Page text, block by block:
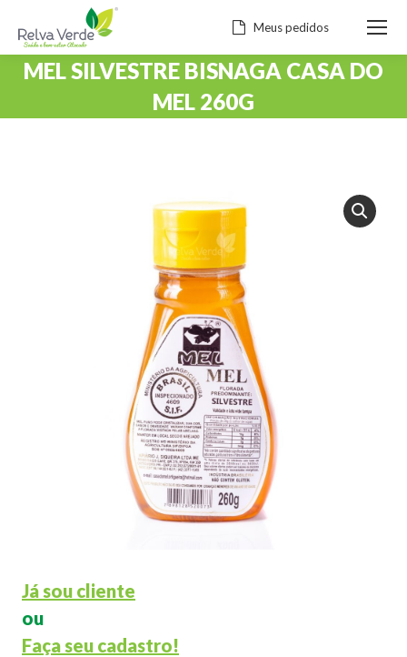
Meus pedidos
MEL SILVESTRE BISNAGA CASA DO
MEL 260G
Já sou cliente
ou
Faça seu cadastro!